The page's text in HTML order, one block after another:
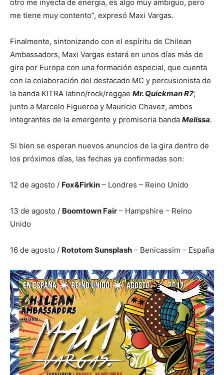
otro me inyecta de energía, es algo muy ambiguo, pero
me tiene muy contento”, expresó Maxi Vargas.
Finalmente, sintonizando con el espíritu de Chilean
Ambassadors, Maxi Vargas estará en unos días más de
gira por Europa con una formación especial, que cuenta
con la colaboración del destacado MC y percusionista de
la banda KITRA latino/rock/reggae Mr. Quickman R7;
junto a Marcelo Figueroa y Mauricio Chavez, ambos
integrantes de la emergente y promisoria banda Melissa.
Si bien se esperan nuevos anuncios de la gira dentro de
los próximos días, las fechas ya confirmadas son:
12 de agosto / Fox&Firkin – Londres – Reino Unido
13 de agosto / Boomtown Fair – Hampshire – Reino
Unido
16 de agosto / Rototom Sunsplash – Benicassim – España